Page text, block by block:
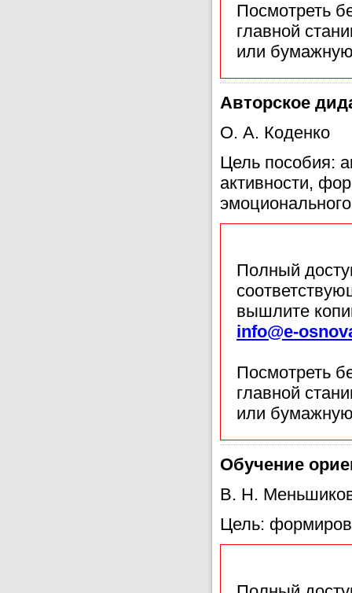
Посмотреть
главной
или
Авторское
О. А. Коденко
Цель пособия:
активности,
Полный
вышлите
info@e-
Посмотреть
главной
или
Обучение
В. Н.
Цель: